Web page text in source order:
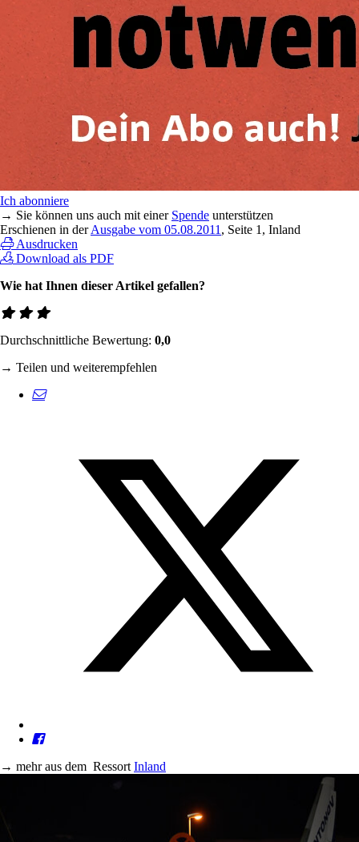
Ich abonniere
→ Sie können uns auch mit einer Spende unterstützen
Erschienen in derAusgabe vom 05.08.2011 , Seite 1, Inland
Ausdrucken
Download als PDF
Wie hat Ihnen dieser Artikel gefallen?
Durchschnittliche Bewertung: 0,0
→ Teilen und weiterempfehlen
→ mehr aus dem Ressort Inland